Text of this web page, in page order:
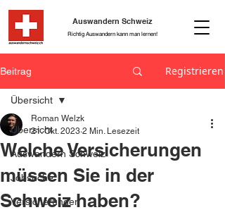
Richtig Auswandern kann man lernen!
Auswandern Schweiz
Beitrag Registrieren
Übersicht
Auswandern Schweiz
Jobsuche
Versicherungen
Übersicht
Welche Versicherungen
müssen Sie in der
Schweiz haben?
Roman Welzk
21. Okt. 2023 2 Min. Lesezeit